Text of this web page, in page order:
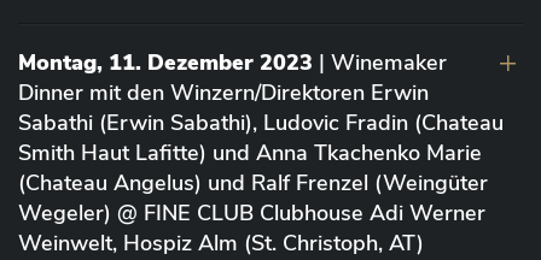
Montag, 11. Dezember 2023 | Winemaker
Dinner mit den Winzern/Direktoren Erwin
Sabathi (Erwin Sabathi), Ludovic Fradin (Chateau
Smith Haut Lafitte) und Anna Tkachenko Marie
(Chateau Angelus) und Ralf Frenzel (Weingüter
Wegeler) @ FINE CLUB Clubhouse Adi Werner
Weinwelt, Hospiz Alm (St. Christoph, AT)